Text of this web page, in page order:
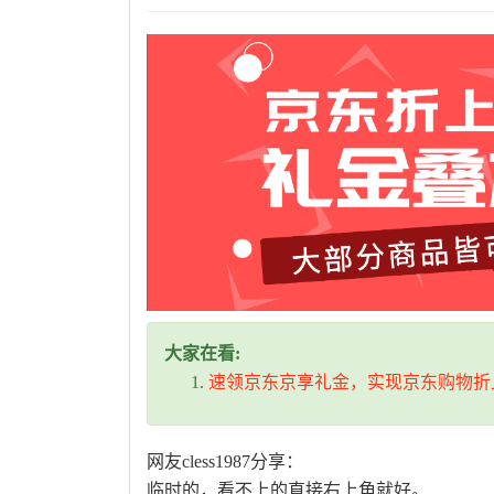
大家在看:
速领京东京享礼金，实现京东购物
网友cless1987分享：